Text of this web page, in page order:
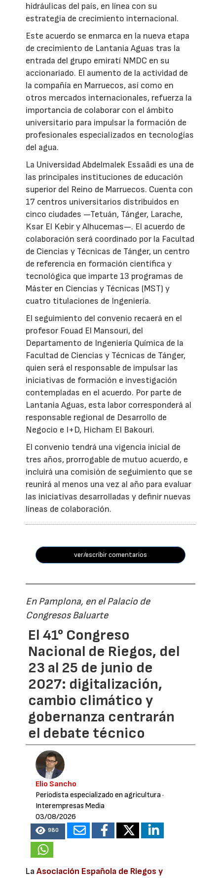
hidráulicas del país, en línea con su
estrategia de crecimiento internacional.
Este acuerdo se enmarca en la nueva etapa
de crecimiento de Lantania Aguas tras la
entrada del grupo emiratí NMDC en su
accionariado. El aumento de la actividad de
la compañía en Marruecos, así como en
otros mercados internacionales, refuerza la
importancia de colaborar con el ámbito
universitario para impulsar la formación de
profesionales especializados en tecnologías
del agua.
La Universidad Abdelmalek Essaâdi es una de
las principales instituciones de educación
superior del Reino de Marruecos. Cuenta con
17 centros universitarios distribuidos en
cinco ciudades —Tetuán, Tánger, Larache,
Ksar El Kebir y Alhucemas—. El acuerdo de
colaboración será coordinado por la Facultad
de Ciencias y Técnicas de Tánger, un centro
de referencia en formación científica y
tecnológica que imparte 13 programas de
Máster en Ciencias y Técnicas (MST) y
cuatro titulaciones de Ingeniería.
El seguimiento del convenio recaerá en el
profesor Fouad El Mansouri, del
Departamento de Ingeniería Química de la
Facultad de Ciencias y Técnicas de Tánger,
quien será el responsable de impulsar las
iniciativas de formación e investigación
contempladas en el acuerdo. Por parte de
Lantania Aguas, esta labor corresponderá al
responsable regional de Desarrollo de
Negocio e I+D, Hicham El Bakouri.
El convenio tendrá una vigencia inicial de
tres años, prorrogable de mutuo acuerdo, e
incluirá una comisión de seguimiento que se
reunirá al menos una vez al año para evaluar
las iniciativas desarrolladas y definir nuevas
líneas de colaboración.
ver/escribir comentarios
En Pamplona, en el Palacio de
Congresos Baluarte
El 41° Congreso
Nacional de Riegos, del
23 al 25 de junio de
2027: digitalización,
cambio climático y
gobernanza centrarán
el debate técnico
Elio Sancho
Periodista especializado en agricultura·
Interempresas Media
03/08/2026
980
LaAsociación Española de Riegos y